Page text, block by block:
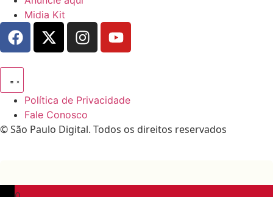
Midia Kit
Política de Privacidade
Fale Conosco
© São Paulo Digital. Todos os direitos reservados